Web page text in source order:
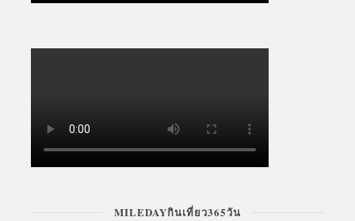
MILEDAYกินเที่ยว365วัน